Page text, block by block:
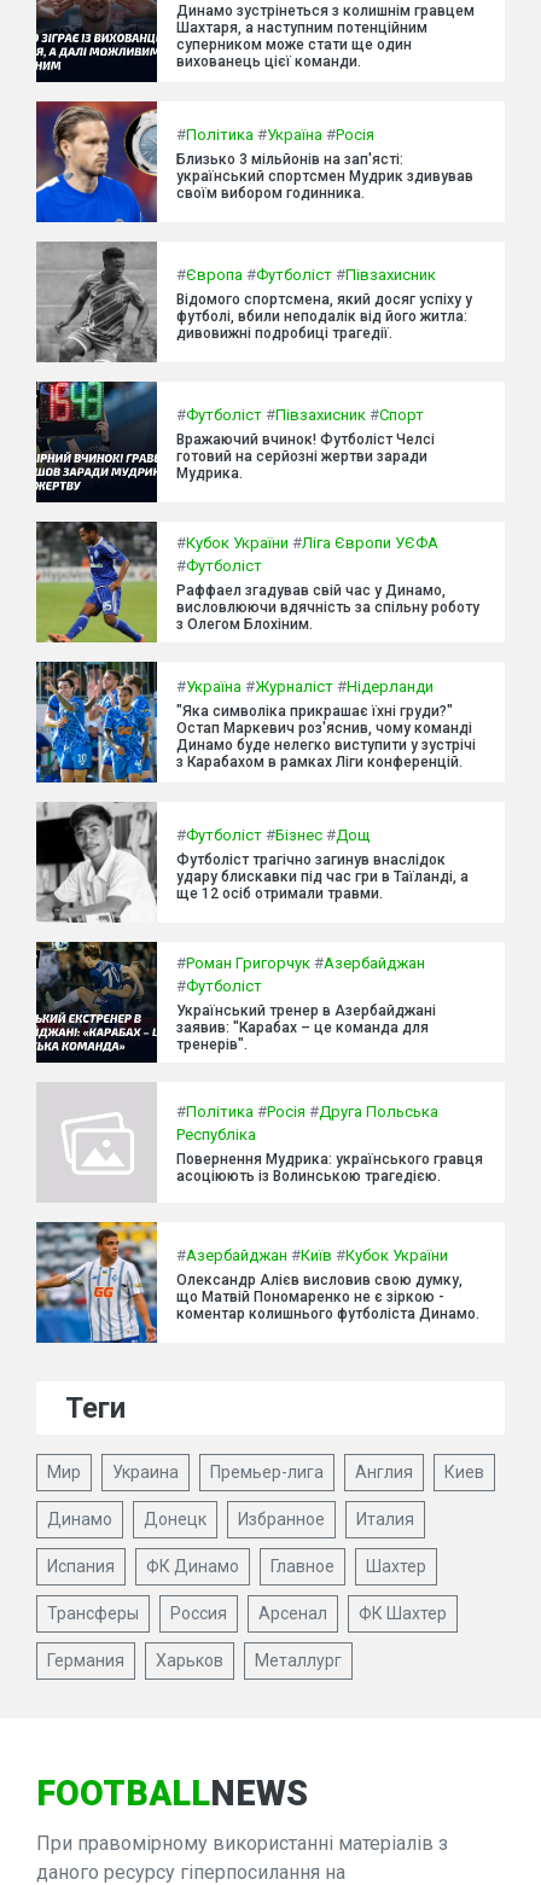
Динамо зустрінеться з колишнім гравцем
Шахтаря, а наступним потенційним
суперником може стати ще один
вихованець цієї команди.
#Політика #Україна #Росія
Близько 3 мільйонів на зап'ясті:
український спортсмен Мудрик здивував
своїм вибором годинника.
#Європа #Футболіст #Півзахисник
Відомого спортсмена, який досяг успіху у
футболі, вбили неподалік від його житла:
дивовижні подробиці трагедії.
#Футболіст #Півзахисник #Спорт
Вражаючий вчинок! Футболіст Челсі
готовий на серйозні жертви заради
Мудрика.
#Кубок України #Ліга Європи УЄФА
#Футболіст
Раффаел згадував свій час у Динамо,
висловлюючи вдячність за спільну роботу
з Олегом Блохіним.
#Україна #Журналіст #Нідерланди
"Яка символіка прикрашає їхні груди?"
Остап Маркевич роз'яснив, чому команді
Динамо буде нелегко виступити у зустрічі
з Карабахом в рамках Ліги конференцій.
#Футболіст #Бізнес #Дощ
Футболіст трагічно загинув внаслідок
удару блискавки під час гри в Таїланді, а
ще 12 осіб отримали травми.
#Роман Григорчук #Азербайджан
#Футболіст
Український тренер в Азербайджані
заявив: "Карабах – це команда для
тренерів".
#Політика #Росія #Друга Польська
Республіка
Повернення Мудрика: українського гравця
асоціюють із Волинською трагедією.
#Азербайджан #Київ #Кубок України
Олександр Алієв висловив свою думку,
що Матвій Пономаренко не є зіркою -
коментар колишнього футболіста Динамо.
Теги
Мир Украина Премьер-лига Англия Киев
Динамо Донецк Избранное Италия
Испания ФК Динамо Главное Шахтер
Трансферы Россия Арсенал ФК Шахтер
Германия Харьков Металлург
FOOTBALLNEWS
При правомірному використанні матеріалів з
даного ресурсу гіперпосилання на